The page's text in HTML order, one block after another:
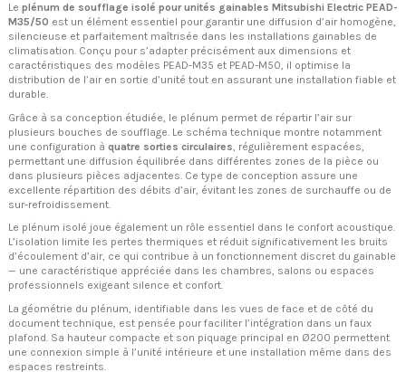
Le plénum de soufflage isolé pour unités gainables Mitsubishi Electric PEAD-
M35/50 est un élément essentiel pour garantir une diffusion d’air homogène,
silencieuse et parfaitement maîtrisée dans les installations gainables de
climatisation. Conçu pour s’adapter précisément aux dimensions et
caractéristiques des modèles PEAD-M35 et PEAD-M50, il optimise la
distribution de l’air en sortie d’unité tout en assurant une installation fiable et
durable.
Grâce à sa conception étudiée, le plénum permet de répartir l’air sur
plusieurs bouches de soufflage. Le schéma technique montre notamment
une configuration à quatre sorties circulaires , régulièrement espacées,
permettant une diffusion équilibrée dans différentes zones de la pièce ou
dans plusieurs pièces adjacentes. Ce type de conception assure une
excellente répartition des débits d’air, évitant les zones de surchauffe ou de
sur-refroidissement.
Le plénum isolé joue également un rôle essentiel dans le confort acoustique.
L’isolation limite les pertes thermiques et réduit significativement les bruits
d’écoulement d’air, ce qui contribue à un fonctionnement discret du gainable
— une caractéristique appréciée dans les chambres, salons ou espaces
professionnels exigeant silence et confort.
La géométrie du plénum, identifiable dans les vues de face et de côté du
document technique, est pensée pour faciliter l’intégration dans un faux
plafond. Sa hauteur compacte et son piquage principal en Ø200 permettent
une connexion simple à l’unité intérieure et une installation même dans des
espaces restreints.